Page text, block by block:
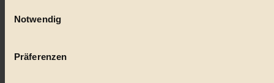
Wenn Sie es erlauben, würden wir auch gerne:
Ihr Gerät durch aktives Scannen nach bestimmten
Notwendig
Präferenzen
Vegan